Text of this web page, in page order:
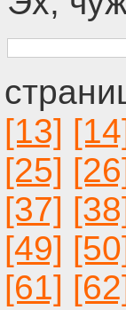
[13]
[25]
[37]
[49]
[61]